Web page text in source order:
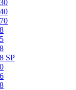
SP